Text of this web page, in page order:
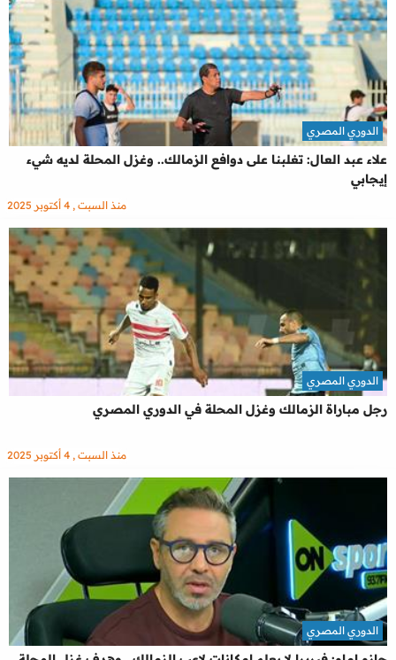
علاء عبد العال: تغلبنا على دوافع الزمالك.. وغزل المحلة لديه شيء
إيجابي
الدوري المصري
منذ السبت , 4 أكتوبر 2025
رجل مباراة الزمالك وغزل المحلة في الدوري المصري
الدوري المصري
منذ السبت , 4 أكتوبر 2025
الدوري المصري